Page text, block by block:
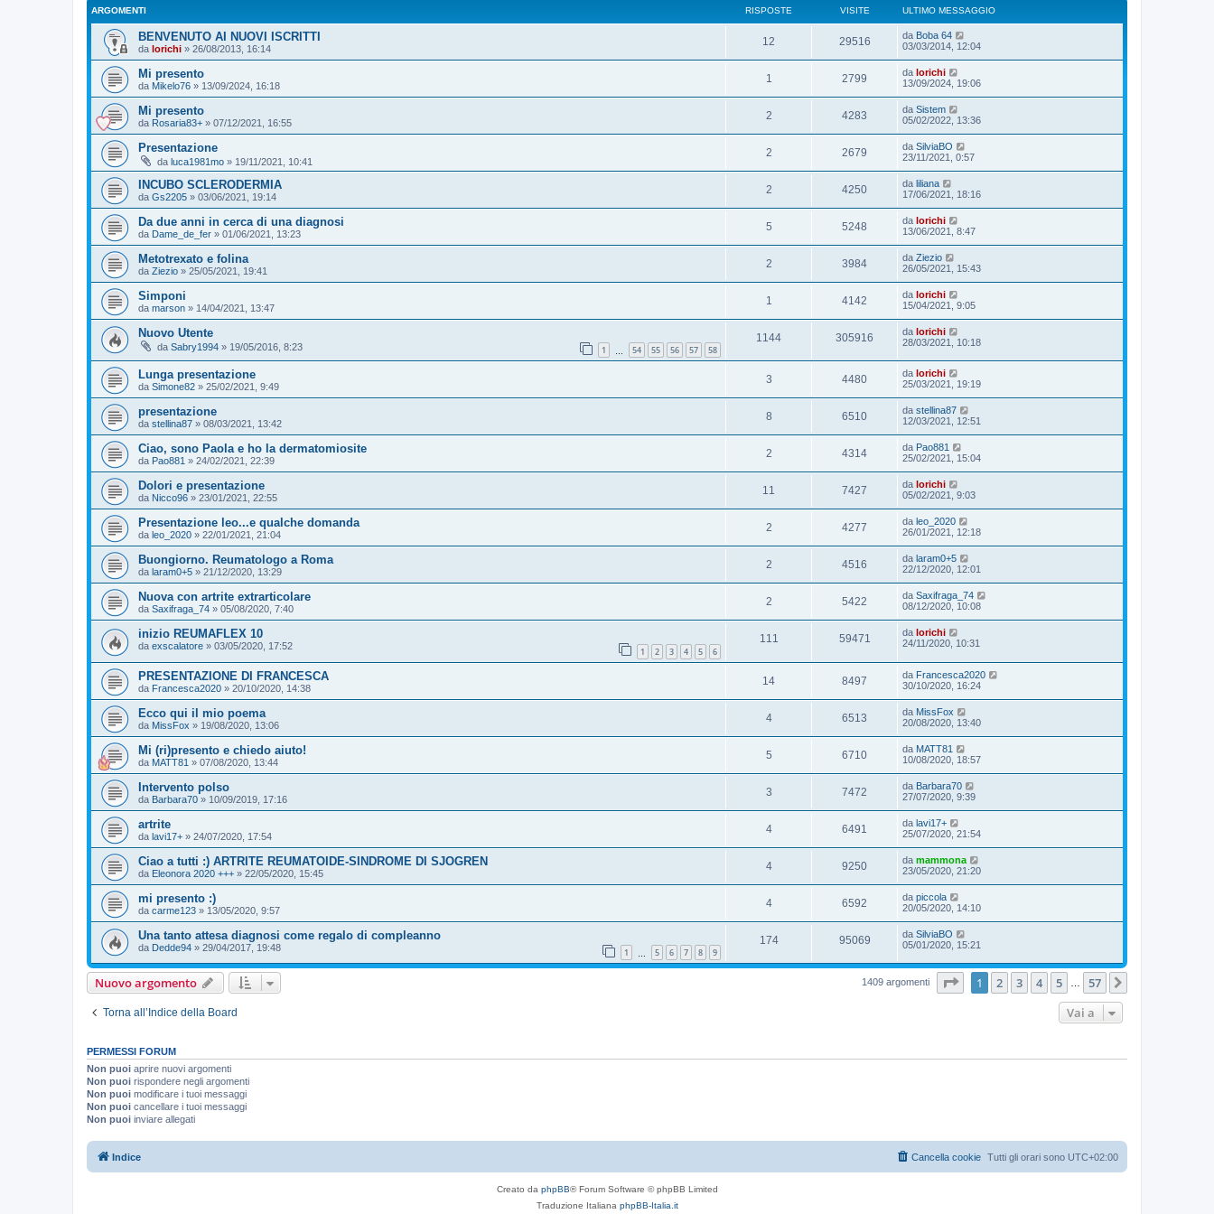
ARGOMENTI RISPOSTE VISITE ULTIMO MESSAGGIO
BENVENUTO AI NUOVI ISCRITTI
da lorichi » 26/08/2013, 16:14
12 29516 da Boba 64
03/03/2014, 12:04
Mi presento
da Mikelo76 » 13/09/2024, 16:18
1 2799 da lorichi
13/09/2024, 19:06
Mi presento
da Rosaria83+ » 07/12/2021, 16:55
2 4283 da Sistem
05/02/2022, 13:36
Presentazione
da luca1981mo » 19/11/2021, 10:41
2 2679 da SilviaBO
23/11/2021, 0:57
INCUBO SCLERODERMIA
da Gs2205 » 03/06/2021, 19:14
2 4250 da liliana
17/06/2021, 18:16
Da due anni in cerca di una diagnosi
da Dame_de_fer » 01/06/2021, 13:23
5 5248 da lorichi
13/06/2021, 8:47
Metotrexato e folina
da Ziezio » 25/05/2021, 19:41
2 3984 da Ziezio
26/05/2021, 15:43
Simponi
da marson » 14/04/2021, 13:47
1 4142 da lorichi
15/04/2021, 9:05
Nuovo Utente
da Sabry1994 » 19/05/2016, 8:23 1 54 55 56 57 58
1144 305916 da lorichi
28/03/2021, 10:18
Lunga presentazione
da Simone82 » 25/02/2021, 9:49
3 4480 da lorichi
25/03/2021, 19:19
presentazione
da stellina87 » 08/03/2021, 13:42
8 6510 da stellina87
12/03/2021, 12:51
Ciao, sono Paola e ho la dermatomiosite
da Pao881 » 24/02/2021, 22:39
2 4314 da Pao881
25/02/2021, 15:04
Dolori e presentazione
da Nicco96 » 23/01/2021, 22:55
11 7427 da lorichi
05/02/2021, 9:03
Presentazione leo...e qualche domanda
da leo_2020 » 22/01/2021, 21:04
2 4277 da leo_2020
26/01/2021, 12:18
Buongiorno. Reumatologo a Roma
da laram0+5 » 21/12/2020, 13:29
2 4516 da laram0+5
22/12/2020, 12:01
Nuova con artrite extrarticolare
da Saxifraga_74 » 05/08/2020, 7:40
2 5422 da Saxifraga_74
08/12/2020, 10:08
inizio REUMAFLEX 10
da exscalatore » 03/05/2020, 17:52 1 2 3 4 5 6
111 59471 da lorichi
24/11/2020, 10:31
PRESENTAZIONE DI FRANCESCA
da Francesca2020 » 20/10/2020, 14:38
14 8497 da Francesca2020
30/10/2020, 16:24
Ecco qui il mio poema
da MissFox » 19/08/2020, 13:06
4 6513 da MissFox
20/08/2020, 13:40
Mi (ri)presento e chiedo aiuto!
da MATT81 » 07/08/2020, 13:44
5 6710 da MATT81
10/08/2020, 18:57
Intervento polso
da Barbara70 » 10/09/2019, 17:16
3 7472 da Barbara70
27/07/2020, 9:39
artrite
da lavi17+ » 24/07/2020, 17:54
4 6491 da lavi17+
25/07/2020, 21:54
Ciao a tutti :) ARTRITE REUMATOIDE-SINDROME DI SJOGREN
da Eleonora 2020 +++ » 22/05/2020, 15:45
4 9250 da mammona
23/05/2020, 21:20
mi presento :)
da carme123 » 13/05/2020, 9:57
4 6592 da piccola
20/05/2020, 14:10
Una tanto attesa diagnosi come regalo di compleanno
da Dedde94 » 29/04/2017, 19:48 1 5 6 7 8 9
174 95069 da SilviaBO
05/01/2020, 15:21
Nuovo argomento 1409 argomenti Pagina1 di
1 2 3 4 5 … 57
Torna all’Indice della Board Vai a
PERMESSI FORUM
Non puoi aprire nuovi argomenti
Non puoi rispondere negli argomenti
Non puoi modificare i tuoi messaggi
Non puoi cancellare i tuoi messaggi
Non puoi inviare allegati
Indice Tutti gli orari sono UTC+02:00
Cancella cookie
Creato da phpBB® Forum Software © phpBB Limited
Traduzione Italiana phpBB-Italia.it